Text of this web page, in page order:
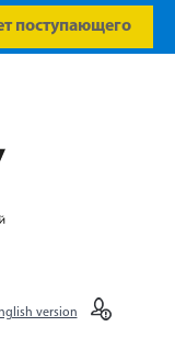
поступающего
version